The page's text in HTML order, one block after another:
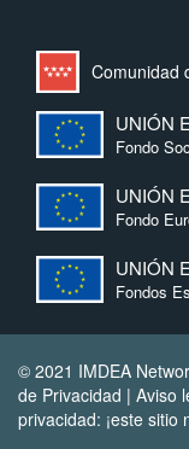
Comunidad
UNIÓN
Fondo
UNIÓN
Fondo
UNIÓN
Fondos
© 2021 IMDEA
de Privacidad | Aviso
privacidad: ¡este sitio